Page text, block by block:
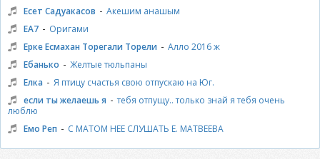
Есет Садуакасов - Акешим анашым
ЕА7 - Оригами
Ерке Есмахан Торегали Торели - Алло 2016 ж
Ебанько - Желтые тюльпаны
Елка - Я птицу счастья свою отпускаю на Юг.
если ты желаешь я - тебя отпущу.. только знай я тебя очень
люблю
Емо Реп - С МАТОМ НЕЕ СЛУШАТЬ Е. МАТВЕЕВА